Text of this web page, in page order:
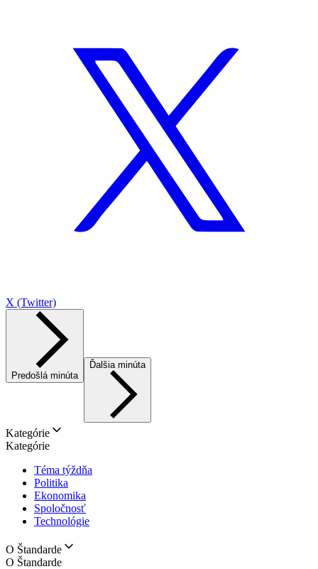
X (Twitter)
Predošlá minúta
Ďalšia minúta
Kategórie
Kategórie
Téma týždňa
Politika
Ekonomika
Spoločnosť
Technológie
O Štandarde
O Štandarde